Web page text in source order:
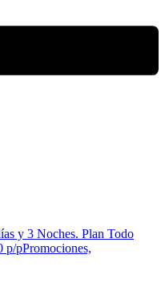
y 3 Noches. Plan Todo
p/pPromociones,